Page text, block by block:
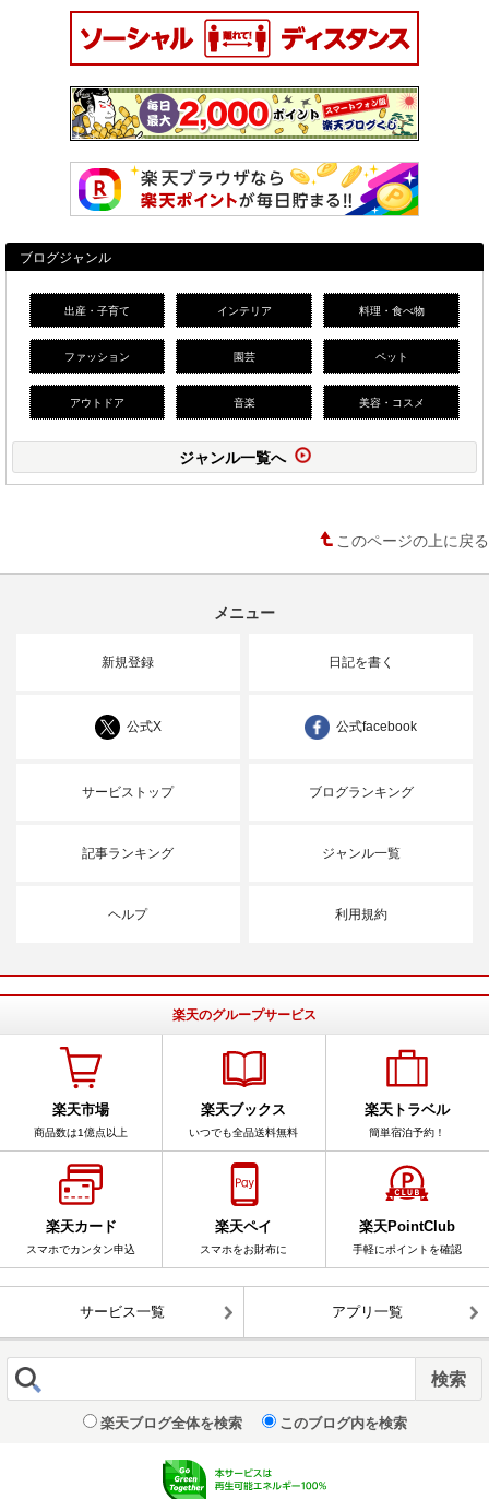
ブログジャンル
出産・子育て インテリア 料理・食べ物
ファッション 園芸 ペット
アウトドア 音楽 美容・コスメ
ジャンル一覧へ
このページの上に戻る
メニュー
新規登録 日記を書く
公式X 公式facebook
サービストップ ブログランキング
記事ランキング ジャンル一覧
ヘルプ 利用規約
楽天のグループサービス
楽天市場
商品数は1億点以上
楽天ブックス
いつでも全品送料無料
楽天トラベル
簡単宿泊予約！
楽天カード
スマホでカンタン申込
楽天ペイ
スマホをお財布に
楽天PointClub
手軽にポイントを確認
サービス一覧 アプリ一覧
楽天ブログ全体を検索 このブログ内を検索